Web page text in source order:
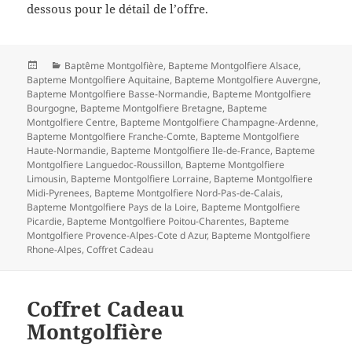
dessous pour le détail de l’offre.
Posted
on
Categories
Baptême Montgolfière, Bapteme Montgolfiere Alsace,
Bapteme Montgolfiere Aquitaine, Bapteme Montgolfiere Auvergne,
Bapteme Montgolfiere Basse-Normandie, Bapteme Montgolfiere
Bourgogne, Bapteme Montgolfiere Bretagne, Bapteme
Montgolfiere Centre, Bapteme Montgolfiere Champagne-Ardenne,
Bapteme Montgolfiere Franche-Comte, Bapteme Montgolfiere
Haute-Normandie, Bapteme Montgolfiere Ile-de-France, Bapteme
Montgolfiere Languedoc-Roussillon, Bapteme Montgolfiere
Limousin, Bapteme Montgolfiere Lorraine, Bapteme Montgolfiere
Midi-Pyrenees, Bapteme Montgolfiere Nord-Pas-de-Calais,
Bapteme Montgolfiere Pays de la Loire, Bapteme Montgolfiere
Picardie, Bapteme Montgolfiere Poitou-Charentes, Bapteme
Montgolfiere Provence-Alpes-Cote d Azur, Bapteme Montgolfiere
Rhone-Alpes,Coffret Cadeau
Coffret Cadeau
Montgolfière